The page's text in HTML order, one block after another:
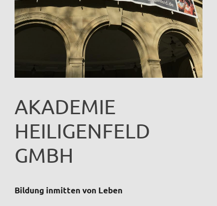
AKADEMIE
HEILIGENFELD
GMBH
Bildung inmitten von Leben